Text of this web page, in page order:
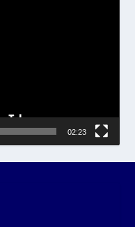
02:23